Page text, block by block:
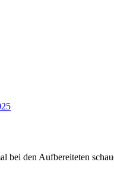
bei den Aufbereiteten